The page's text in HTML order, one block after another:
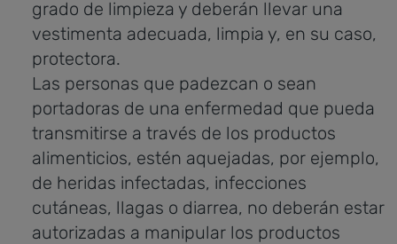
grado de limpieza y deberán llevar una
vestimenta adecuada, limpia y, en su caso,
protectora.
Las personas que padezcan o sean
portadoras de una enfermedad que pueda
transmitirse a través de los productos
alimenticios, estén aquejadas, por ejemplo,
de heridas infectadas, infecciones
cutáneas, llagas o diarrea, no deberán estar
autorizadas a manipular los productos